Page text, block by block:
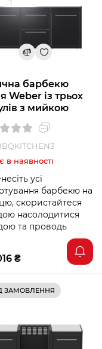
барбекю
Weber із трьох
з мийкою
в наявності
усі
барбекю на
скористайтеся
насолодитися
та проводь
₴
ЗАМОВЛЕННЯ